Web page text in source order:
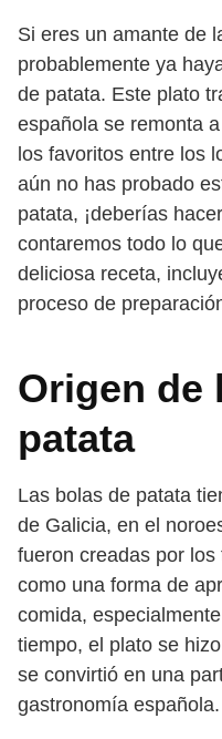
Si eres un amante de
probablemente ya
de patata. Este plato
española se remonta
los favoritos entre los
aún no has probado
patata, ¡deberías
contaremos todo lo
deliciosa receta,
proceso de
Origen de
patata
Las bolas de patata
de Galicia, en el
fueron creadas por
como una forma de
comida,
tiempo, el plato se
se convirtió en una
gastronomía española.